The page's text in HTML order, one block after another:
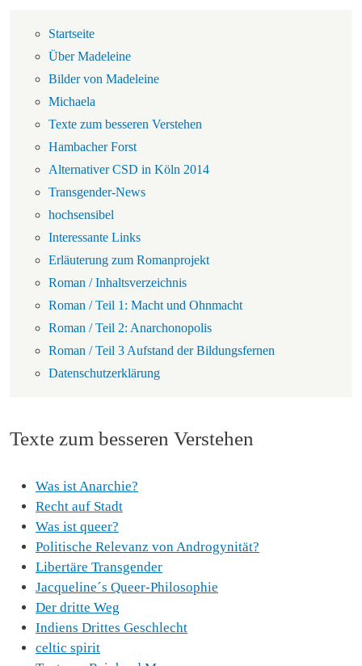
Texte zum besseren Verstehen
Was ist Anarchie?
Recht auf Stadt
Was ist queer?
Politische Relevanz von Androgynität?
Libertäre Transgender
Jacqueline´s Queer-Philosophie
Der dritte Weg
Indiens Drittes Geschlecht
celtic spirit
Navigation
Startseite
Über Madeleine
Bilder von Madeleine
Michaela
Texte zum besseren Verstehen
Hambacher Forst
Alternativer CSD in Köln 2014
Transgender-News
hochsensibel
Interessante Links
Erläuterung zum Romanprojekt
Roman / Inhaltsverzeichnis
Roman / Teil 1: Macht und Ohnmacht
Roman / Teil 2: Anarchonopolis
Roman / Teil 3 Aufstand der Bildungsfernen
Datenschutzerklärung